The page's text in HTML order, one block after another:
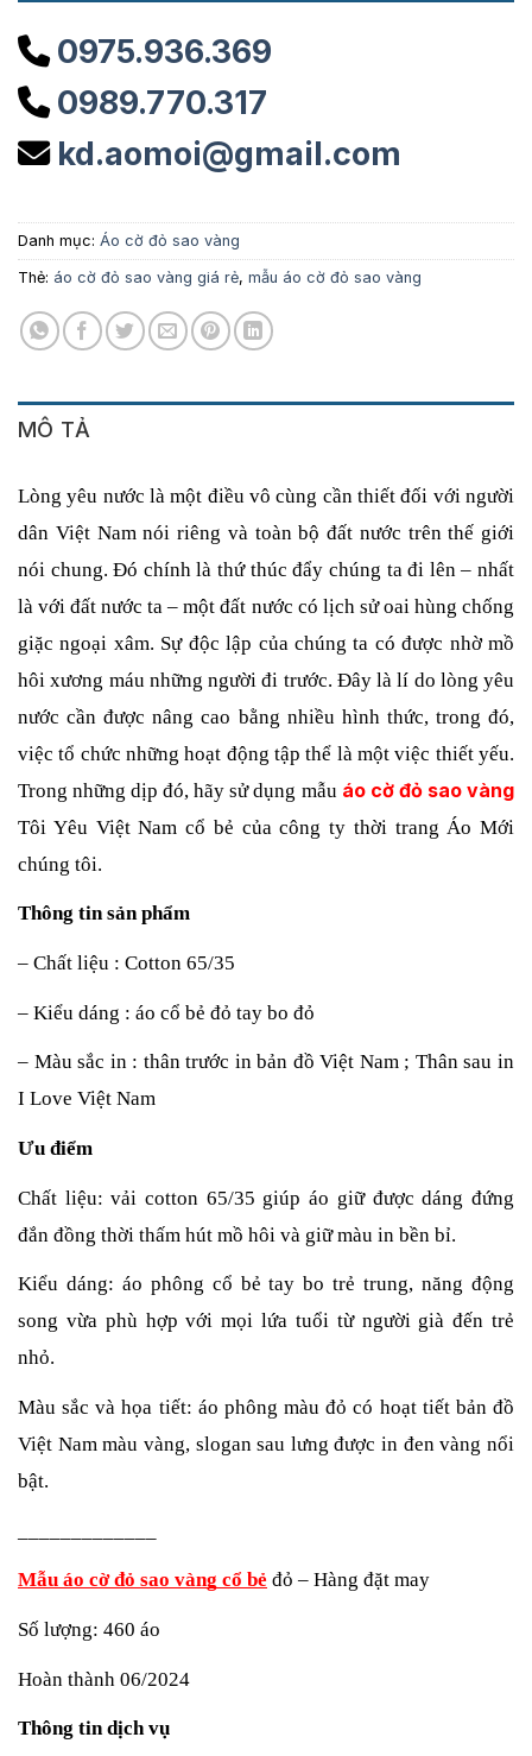
0975.936.369
0989.770.317
kd.aomoi@gmail.com
Danh mục: Áo cờ đỏ sao vàng
Thẻ: áo cờ đỏ sao vàng giá rẻ, mẫu áo cờ đỏ sao vàng
MÔ TẢ
Lòng yêu nước là một điều vô cùng cần thiết đối với người
dân Việt Nam nói riêng và toàn bộ đất nước trên thế giới
nói chung. Đó chính là thứ thúc đẩy chúng ta đi lên – nhất
là với đất nước ta – một đất nước có lịch sử oai hùng chống
giặc ngoại xâm. Sự độc lập của chúng ta có được nhờ mồ
hôi xương máu những người đi trước. Đây là lí do lòng yêu
nước cần được nâng cao bằng nhiều hình thức, trong đó,
việc tổ chức những hoạt động tập thể là một việc thiết yếu.
Trong những dịp đó, hãy sử dụng mẫu áo cờ đỏ sao vàng
Tôi Yêu Việt Nam cổ bẻ của công ty thời trang Áo Mới
chúng tôi.
Thông tin sản phẩm
– Chất liệu : Cotton 65/35
– Kiểu dáng : áo cổ bẻ đỏ tay bo đỏ
– Màu sắc in : thân trước in bản đồ Việt Nam ; Thân sau in
I Love Việt Nam
Ưu điểm
Chất liệu: vải cotton 65/35 giúp áo giữ được dáng đứng
đắn đồng thời thấm hút mồ hôi và giữ màu in bền bỉ.
Kiểu dáng: áo phông cổ bẻ tay bo trẻ trung, năng động
song vừa phù hợp với mọi lứa tuổi từ người già đến trẻ
nhỏ.
Màu sắc và họa tiết: áo phông màu đỏ có hoạt tiết bản đồ
Việt Nam màu vàng, slogan sau lưng được in đen vàng nổi
bật.
Mẫu áo cờ đỏ sao vàng cổ bẻ đỏ – Hàng đặt may
Số lượng: 460 áo
Hoàn thành 06/2024
Thông tin dịch vụ